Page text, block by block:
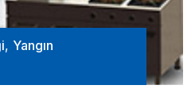
, Yangın